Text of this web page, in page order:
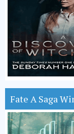
Fate A Saga